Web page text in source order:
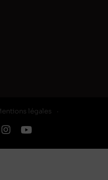
légales